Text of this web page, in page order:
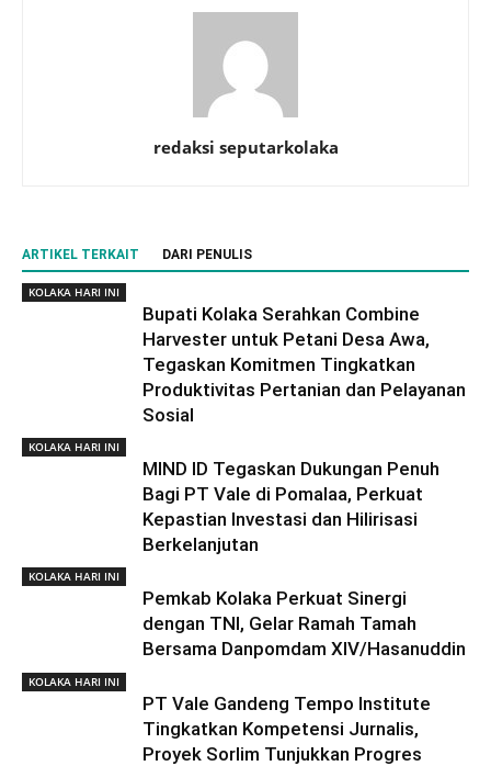
redaksi seputarkolaka
ARTIKEL TERKAIT DARI PENULIS
KOLAKA HARI INI
Bupati Kolaka Serahkan Combine
Harvester untuk Petani Desa Awa,
Tegaskan Komitmen Tingkatkan
Produktivitas Pertanian dan Pelayanan
Sosial
KOLAKA HARI INI
MIND ID Tegaskan Dukungan Penuh
Bagi PT Vale di Pomalaa, Perkuat
Kepastian Investasi dan Hilirisasi
Berkelanjutan
KOLAKA HARI INI
Pemkab Kolaka Perkuat Sinergi
dengan TNI, Gelar Ramah Tamah
Bersama Danpomdam XIV/Hasanuddin
KOLAKA HARI INI
PT Vale Gandeng Tempo Institute
Tingkatkan Kompetensi Jurnalis,
Proyek Sorlim Tunjukkan Progres